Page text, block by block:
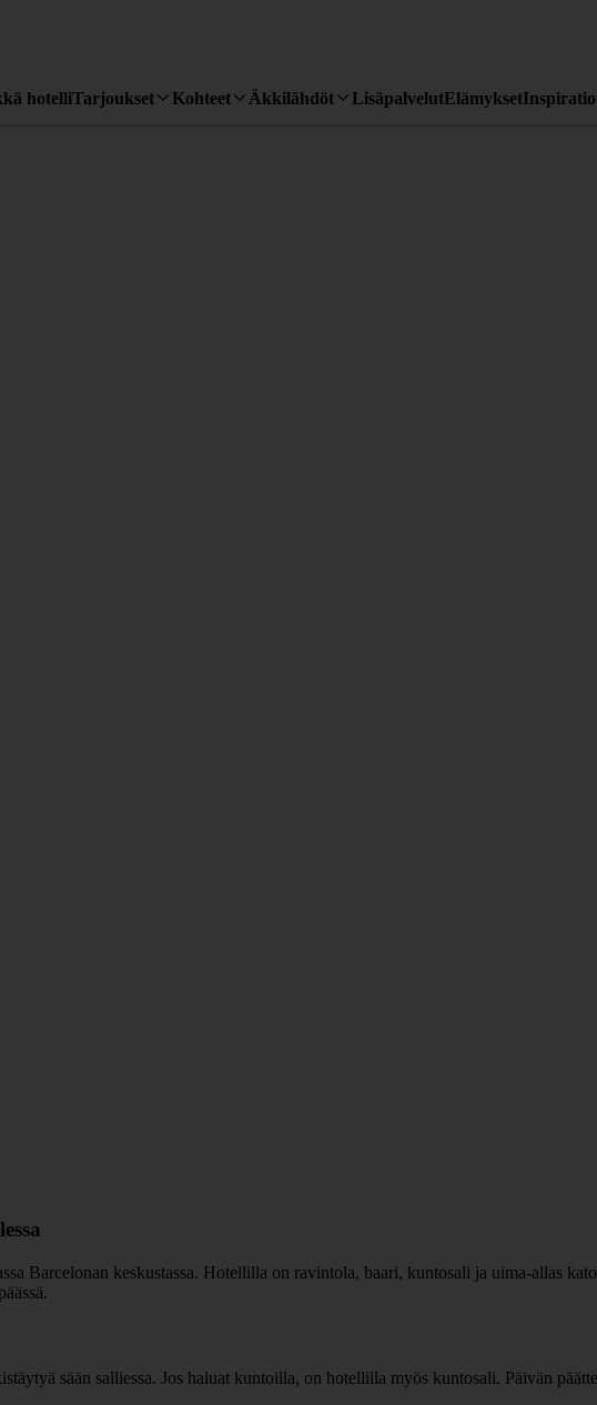
hotelliTarjoukset Kohteet Äkkilähdöt LisäpalvelutElämykset
Barcelonan keskustassa. Hotellilla on ravintola, baari, kuntosali ja uima-allas
sään salliessa. Jos haluat kuntoilla, on hotellilla myös kuntosali. Päivän